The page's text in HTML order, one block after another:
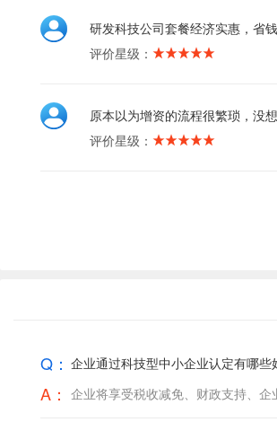
研发科技公司套餐经济实惠，省钱
评价星级：
原本以为增资的流程很繁琐，没
评价星级：
Q： 企业通过科技型中小企业认定有哪些
A： 企业将享受税收减免、财政支持、